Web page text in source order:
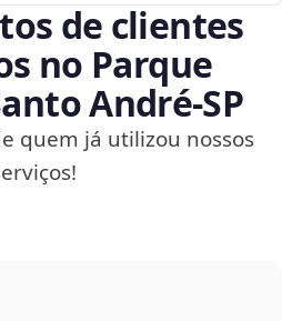
de clientes
no Parque
André‑SP
quem já utilizou nossos